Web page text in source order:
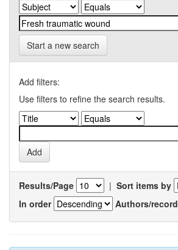
Start a new search
Add filters:
Use filters to refine the search results.
Results/Page | Sort items by
In order
Authors/record